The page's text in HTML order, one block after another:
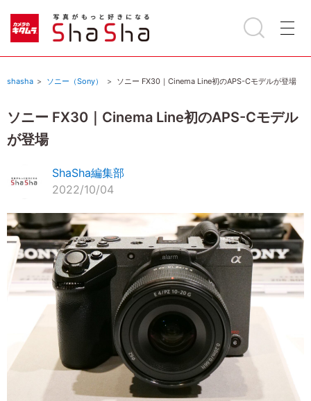
shasha ソニー（Sony） ソニー FX30｜Cinema Line初のAPS-Cモデルが登場
ソニー FX30｜Cinema Line初のAPS-Cモデル
が登場
ShaSha編集部
2022/10/04